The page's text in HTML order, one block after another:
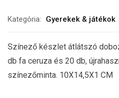
Kategória: Gyerekek & játékok
Színező készlet átlátszó
db fa ceruza és 20 db,
színezőminta. 10X14,5X1 CM